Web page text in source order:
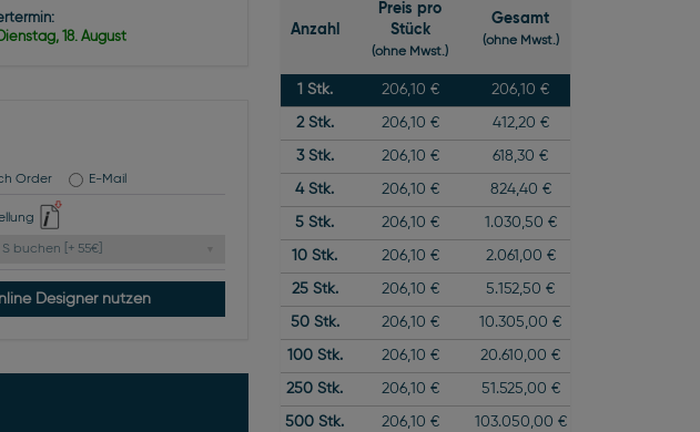
18. August
Order E-Mail
buchen [+ 55€]
Designer nutzen
Anzahl
Preis pro
Stück
(ohne Mwst.)
Gesamt
(ohne Mwst.)
1 Stk. 206,10 € 206,10 €
2Stk. 206,10 € 412,20 €
3Stk. 206,10 € 618,30 €
4Stk. 206,10 € 824,40 €
5 Stk. 206,10 € 1.030,50 €
10 Stk. 206,10 € 2.061,00 €
25Stk. 206,10 € 5.152,50 €
50Stk. 206,10 € 10.305,00 €
100Stk. 206,10 € 20.610,00 €
250 Stk. 206,10 € 51.525,00 €
500 Stk. 206,10 €
103.050,00 €